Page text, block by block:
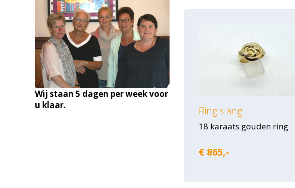
Wij staan 5 dagen per week voor
u klaar.
Ring slang
18 karaats gouden ring
€ 865,-